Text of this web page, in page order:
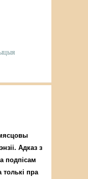
Адказ з
подпісам
толькі пра